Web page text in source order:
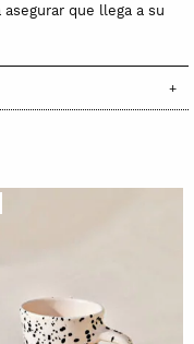
que llega a su